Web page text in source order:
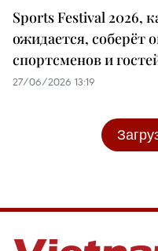
Sports Festival 2026,
ожидается, соберёт
спортсменов и
27/06/2026 13:19